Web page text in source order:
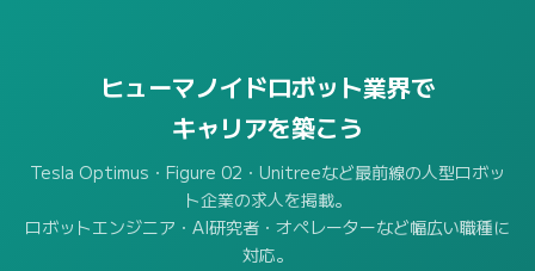
ヒューマノイドロボット業界で
キャリアを築こう
Tesla Optimus・Figure 02・Unitreeなど最前線の人型ロボッ
ト企業の求人を掲載。
ロボットエンジニア・AI研究者・オペレーターなど幅広い職種に
対応。